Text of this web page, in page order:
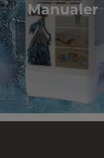
Manualer